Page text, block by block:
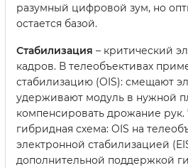
разумный цифровой зум, но
остается базой.
Стабилизация – критический
кадров. В телеобъективах
стабилизацию (OIS): смещают
удерживают модуль в нужной
компенсировать дрожание рук.
гибридная схема: OIS на
электронной стабилизацией
дополнительной поддержкой